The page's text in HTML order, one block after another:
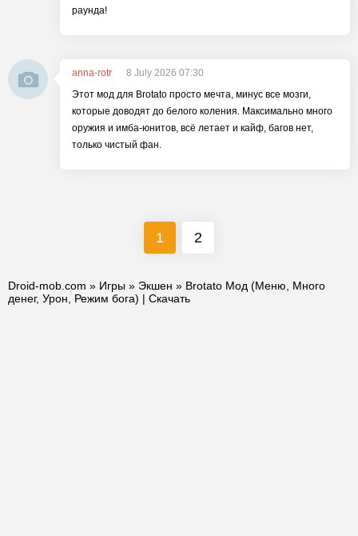
раунда!
anna-rotr
8 July 2026 07:30
Этот мод для Brotato просто мечта, минус все мозги,
которые доводят до белого коления. Максимально много
оружия и имба-юнитов, всё летает и кайф, багов нет,
только чистый фан.
1 2
Droid-mob.com » Игры » Экшен » Brotato Мод (Меню, Много
денег, Урон, Режим бога) | Скачать